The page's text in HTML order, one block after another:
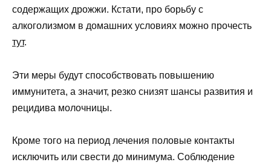
содержащих дрожжи. Кстати, про борьбу с
алкоголизмом в домашних условиях можно прочесть
тут.
Эти меры будут способствовать повышению
иммунитета, а значит, резко снизят шансы развития и
рецидива молочницы.
Кроме того на период лечения половые контакты
исключить или свести до минимума. Соблюдение